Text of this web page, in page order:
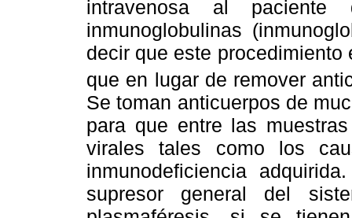
intravenosa al paciente
inmunoglobulinas
decir que este
que en lugar de remover
Se toman anticuerpos de
para que entre las
virales tales como los
inmunodeficiencia
supresor general del